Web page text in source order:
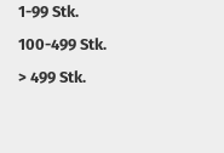
1-99 Stk.
100-499 Stk.
> 499 Stk.